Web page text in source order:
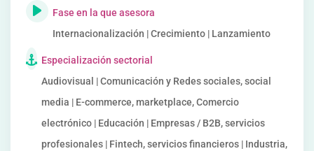
Fase en la que asesora
Internacionalización | Crecimiento | Lanzamiento
Especialización sectorial
Audiovisual | Comunicación y Redes sociales, social
media | E-commerce, marketplace, Comercio
electrónico | Educación | Empresas / B2B, servicios
profesionales | Fintech, servicios financieros | Industria,